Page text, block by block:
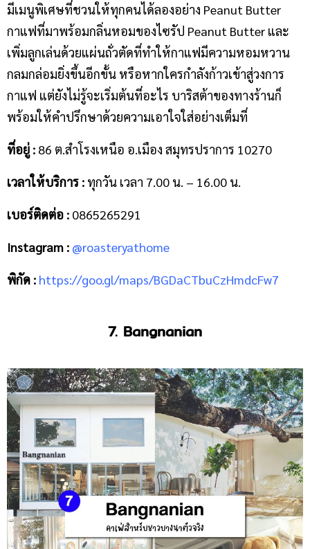
มีเมนูพิเศษที่ชวนให้ทุกคนได้ลองอย่าง Peanut Butter
กาแฟที่มาพร้อมกลิ่นหอมของไซรัป Peanut Butter และ
เพิ่มลูกเล่นด้วยแผ่นถั่วตัดที่ทำให้กาแฟมีความหอมหวาน
กลมกล่อมยิ่งขึ้นอีกขั้น หรือหากใครกำลังก้าวเข้าสู่วงการ
กาแฟ แต่ยังไม่รู้จะเริ่มต้นที่อะไร บาริสต้าของทางร้านก็
พร้อมให้คำปรึกษาด้วยความเอาใจใส่อย่างเต็มที่
ที่อยู่ : 86 ต.สำโรงเหนือ อ.เมือง สมุทรปราการ 10270
เวลาให้บริการ : ทุกวัน เวลา 7.00 น. – 16.00 น.
เบอร์ติดต่อ : 0865265291
Instagram : @roasteryathome
พิกัด : https://goo.gl/maps/BGDaCTbuCzHmdcFw7
7. Bangnanian